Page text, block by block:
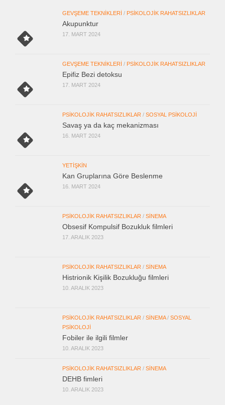
GEVŞEME TEKNIKLERI / PSIKOLOJIK RAHATSIZLIKLAR
Akupunktur
17. MART 2024
GEVŞEME TEKNIKLERI / PSIKOLOJIK RAHATSIZLIKLAR
Epifiz Bezi detoksu
17. MART 2024
PSIKOLOJIK RAHATSIZLIKLAR / SOSYAL PSIKOLOJI
Savaş ya da kaç mekanizması
16. MART 2024
YETIŞKIN
Kan Gruplarına Göre Beslenme
16. MART 2024
PSIKOLOJIK RAHATSIZLIKLAR / SINEMA
Obsesif Kompulsif Bozukluk filmleri
17. ARALIK 2023
PSIKOLOJIK RAHATSIZLIKLAR / SINEMA
Histrionik Kişilik Bozukluğu filmleri
10. ARALIK 2023
PSIKOLOJIK RAHATSIZLIKLAR / SINEMA/ SOSYAL
PSIKOLOJI
Fobiler ile ilgili filmler
10. ARALIK 2023
PSIKOLOJIK RAHATSIZLIKLAR / SINEMA
DEHB fimleri
10. ARALIK 2023